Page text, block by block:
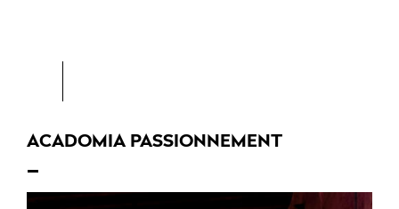
ACADOMIA PASSIONNEMENT